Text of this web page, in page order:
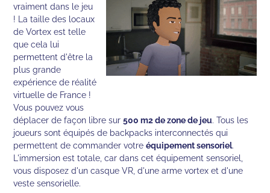
vraiment dans le jeu
! La taille des locaux
de Vortex est telle
que cela lui
permettent d'être la
plus grande
expérience de réalité
virtuelle de France !
Vous pouvez vous
déplacer de façon libre sur500 m2 de zone de jeu. Tous les
joueurs sont équipés de backpacks interconnectés qui
permettent de commander votreéquipement sensoriel.
L'immersion est totale, car dans cet équipement sensoriel,
vous disposez d'un casque VR, d'une arme vortex et d'une
veste sensorielle.